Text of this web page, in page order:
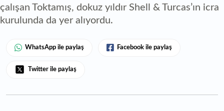
çalışan Toktamış, dokuz yıldır Shell & Turcas’ın icra
kurulunda da yer alıyordu.
WhatsApp ile paylaş Facebook ile paylaş
Twitter ile paylaş